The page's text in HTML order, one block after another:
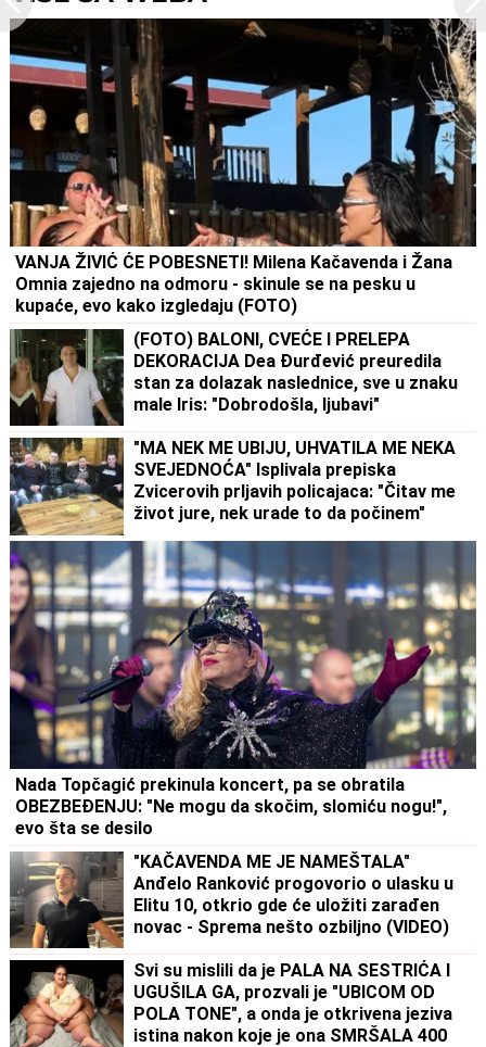
VANJA ŽIVIĆ ĆE POBESNETI! Milena Kačavenda i Žana
Omnia zajedno na odmoru - skinule se na pesku u
kupaće, evo kako izgledaju (FOTO)
(FOTO) BALONI, CVEĆE I PRELEPA
DEKORACIJA Dea Đurđević preuredila
stan za dolazak naslednice, sve u znaku
male Iris: "Dobrodošla, ljubavi"
"MA NEK ME UBIJU, UHVATILA ME NEKA
SVEJEDNOĆA" Isplivala prepiska
Zvicerovih prljavih policajaca: "Čitav me
život jure, nek urade to da počinem"
Nada Topčagić prekinula koncert, pa se obratila
OBEZBEĐENJU: "Ne mogu da skočim, slomiću nogu!",
evo šta se desilo
"KAČAVENDA ME JE NAMEŠTALA"
Anđelo Ranković progovorio o ulasku u
Elitu 10, otkrio gde će uložiti zarađen
novac - Sprema nešto ozbiljno (VIDEO)
Svi su mislili da je PALA NA SESTRIĆA I
UGUŠILA GA, prozvali je "UBICOM OD
POLA TONE", a onda je otkrivena jeziva
istina nakon koje je ona SMRŠALA 400